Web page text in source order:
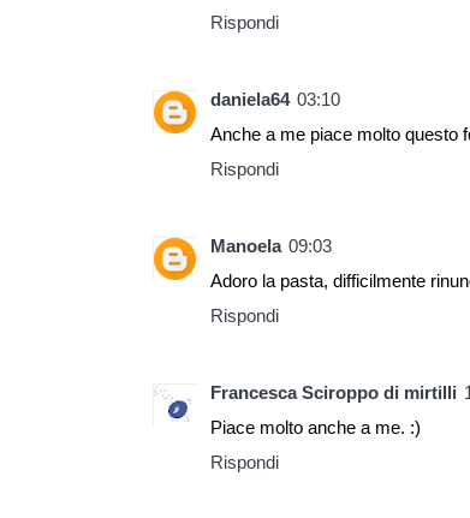
Rispondi
daniela64 03:10
Anche a me piace molto questo
Rispondi
Manoela 09:03
Adoro la pasta, difficilmente
Rispondi
Francesca Sciroppo di mirtilli
Piace molto anche a me. :)
Rispondi